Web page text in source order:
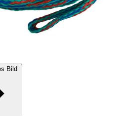
Bild